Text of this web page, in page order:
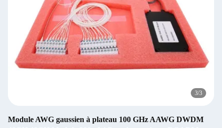
3/3
Module AWG gaussien à plateau 100 GHz AAWG DWDM